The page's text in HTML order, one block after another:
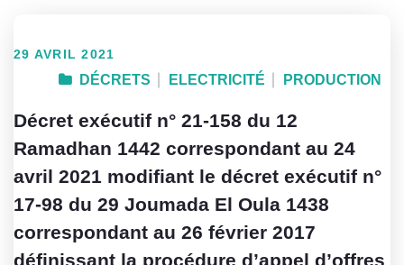
29 AVRIL 2021
DÉCRETS ELECTRICITÉ PRODUCTION
Décret exécutif n° 21-158 du 12
Ramadhan 1442 correspondant au 24
avril 2021 modifiant le décret exécutif n°
17-98 du 29 Joumada El Oula 1438
correspondant au 26 février 2017
définissant la procédure d’appel d’offres